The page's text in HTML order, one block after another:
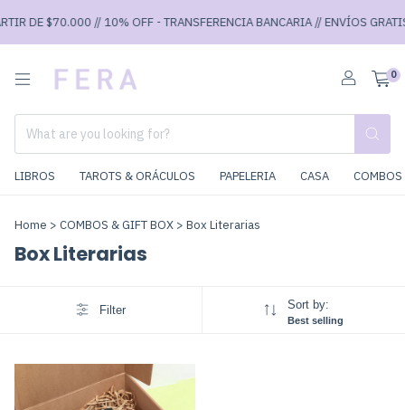
DE $70.000 // 10% OFF - TRANSFERENCIA BANCARIA // ENVÍOS
0
LIBROS TAROTS & ORÁCULOS PAPELERIA CASA
Home > COMBOS & GIFT BOX > Box Literarias
Box Literarias
Filter Sort by:
Best selling